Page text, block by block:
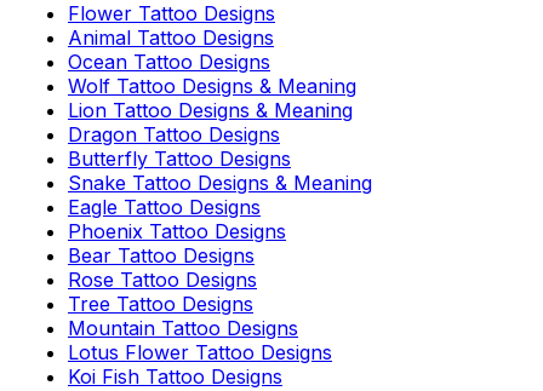
Flower Tattoo Designs
Animal Tattoo Designs
Ocean Tattoo Designs
Wolf Tattoo Designs & Meaning
Lion Tattoo Designs & Meaning
Dragon Tattoo Designs
Butterfly Tattoo Designs
Snake Tattoo Designs & Meaning
Eagle Tattoo Designs
Phoenix Tattoo Designs
Bear Tattoo Designs
Rose Tattoo Designs
Tree Tattoo Designs
Mountain Tattoo Designs
Lotus Flower Tattoo Designs
Koi Fish Tattoo Designs